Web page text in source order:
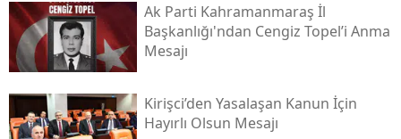
Ak Parti Kahramanmaraş İl
Başkanlığı'ndan Cengiz Topel’i Anma
Mesajı
Kirişci’den Yasalaşan Kanun İçin
Hayırlı Olsun Mesajı